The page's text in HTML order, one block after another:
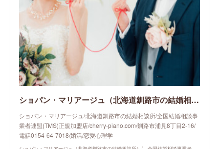
ショパン・マリアージュ（北海道釧路市の結婚相談所）/ 全国結婚相談事業者連盟正規加盟店 / cherry-piano.com
ショパン・マリアージュ/北海道釧路市の結婚相談所/全国結婚相談事
業者連盟(TMS)正規加盟店/cherry-piano.com/釧路市浦見8丁目2-16/
電話0154-64-7018/婚活/恋愛心理学